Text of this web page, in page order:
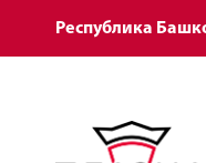
Республика